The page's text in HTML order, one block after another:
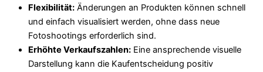
Flexibilität: Änderungen an Produkten können schnell
und einfach visualisiert werden, ohne dass neue
Fotoshootings erforderlich sind.
Erhöhte Verkaufszahlen: Eine ansprechende visuelle
Darstellung kann die Kaufentscheidung positiv